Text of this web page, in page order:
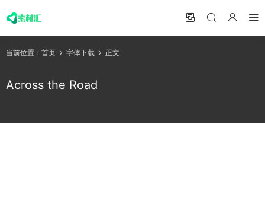
当前位置： 首页 字体下载 正文
Across the Road